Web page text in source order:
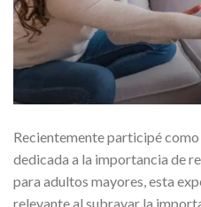
Recientemente participé
dedicada a la importancia de
para adultos mayores, esta
relevante al subrayar la